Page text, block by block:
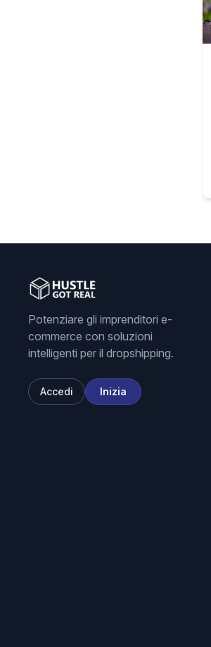
Potenziare gli imprenditori e-
commerce con soluzioni
intelligenti per il dropshipping.
Accedi Inizia